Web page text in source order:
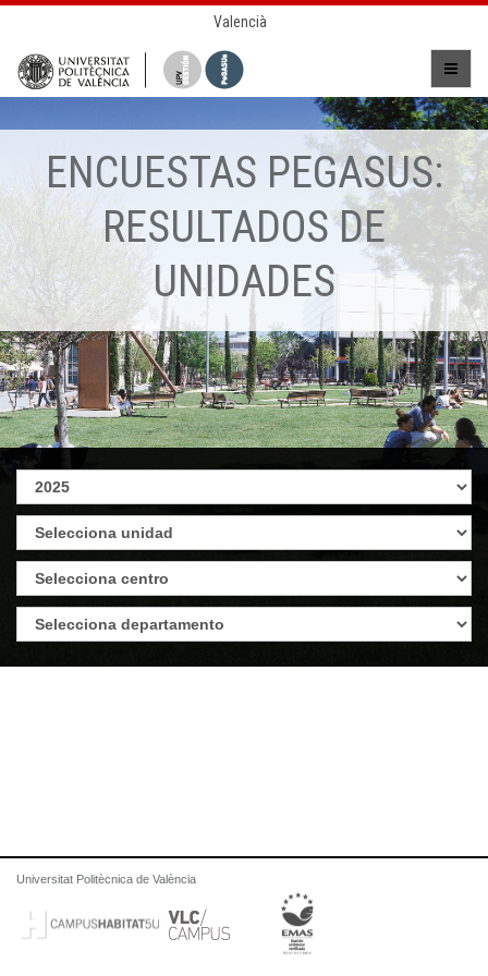
Valencià
ENCUESTAS PEGASUS:
RESULTADOS DE
UNIDADES
Universitat Politècnica de València